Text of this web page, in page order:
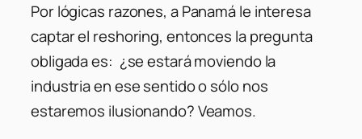
Por lógicas razones, a Panamá le interesa
captar el reshoring, entonces la pregunta
obligada es: ¿se estará moviendo la
industria en ese sentido o sólo nos
estaremos ilusionando? Veamos.